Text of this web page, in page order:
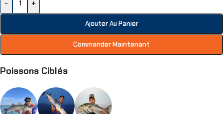
- +
Ajouter Au Panier
Commander Maintenant
Poissons Ciblés